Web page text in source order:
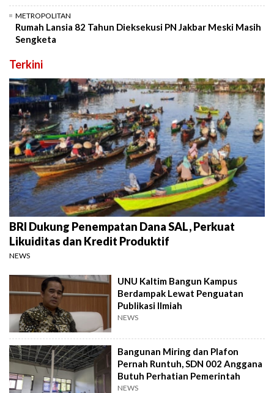
METROPOLITAN
Rumah Lansia 82 Tahun Dieksekusi PN Jakbar Meski Masih
Sengketa
Terkini
BRI Dukung Penempatan Dana SAL, Perkuat
Likuiditas dan Kredit Produktif
NEWS
UNU Kaltim Bangun Kampus
Berdampak Lewat Penguatan
Publikasi Ilmiah
NEWS
Bangunan Miring dan Plafon
Pernah Runtuh, SDN 002 Anggana
Butuh Perhatian Pemerintah
NEWS